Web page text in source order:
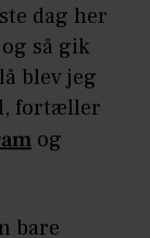
dag her
så gik
blev jeg
fortæller
og
bare